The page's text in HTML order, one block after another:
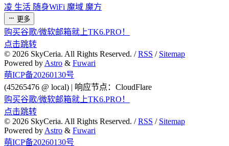
凌 生活 随身WiFi 魔域 魔方
更多
购买谷歌/微软邮箱就上TK6.PRO！
点击跳转
© 2026 SkyCeria. All Rights Reserved. /RSS / Sitemap
Powered by Astro & Fuwari
萌ICP备20260130号
(45265476 @ local) | 响应节点：CloudFlare
购买谷歌/微软邮箱就上TK6.PRO！
点击跳转
© 2026 SkyCeria. All Rights Reserved. /RSS / Sitemap
Powered by Astro & Fuwari
萌ICP备20260130号